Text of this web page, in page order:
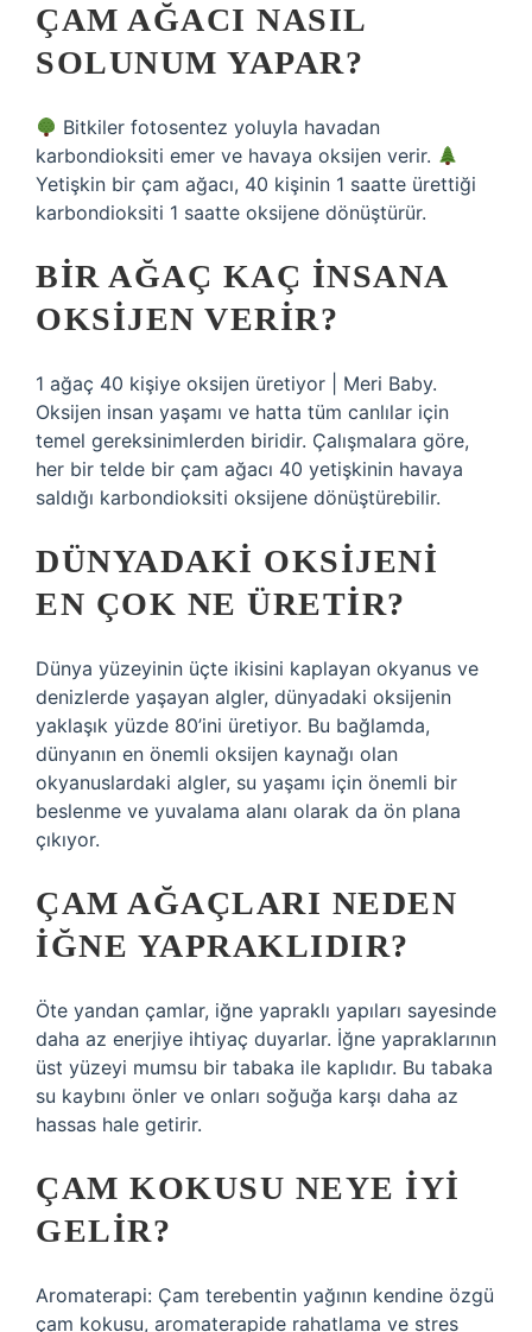
ÇAM AĞACI NASIL
SOLUNUM YAPAR?
Bitkiler fotosentez yoluyla havadan
karbondioksiti emer ve havaya oksijen verir.
Yetişkin bir çam ağacı, 40 kişinin 1 saatte ürettiği
karbondioksiti 1 saatte oksijene dönüştürür.
BIR AĞAÇ KAÇ INSANA
OKSIJEN VERIR?
1 ağaç 40 kişiye oksijen üretiyor | Meri Baby.
Oksijen insan yaşamı ve hatta tüm canlılar için
temel gereksinimlerden biridir. Çalışmalara göre,
her bir telde bir çam ağacı 40 yetişkinin havaya
saldığı karbondioksiti oksijene dönüştürebilir.
DÜNYADAKI OKSIJENI
EN ÇOK NE ÜRETIR?
Dünya yüzeyinin üçte ikisini kaplayan okyanus ve
denizlerde yaşayan algler, dünyadaki oksijenin
yaklaşık yüzde 80’ini üretiyor. Bu bağlamda,
dünyanın en önemli oksijen kaynağı olan
okyanuslardaki algler, su yaşamı için önemli bir
beslenme ve yuvalama alanı olarak da ön plana
çıkıyor.
ÇAM AĞAÇLARI NEDEN
IĞNE YAPRAKLIDIR?
Öte yandan çamlar, iğne yapraklı yapıları sayesinde
daha az enerjiye ihtiyaç duyarlar. İğne yapraklarının
üst yüzeyi mumsu bir tabaka ile kaplıdır. Bu tabaka
su kaybını önler ve onları soğuğa karşı daha az
hassas hale getirir.
ÇAM KOKUSU NEYE IYI
GELIR?
Aromaterapi: Çam terebentin yağının kendine özgü
çam kokusu, aromaterapide rahatlama ve stres